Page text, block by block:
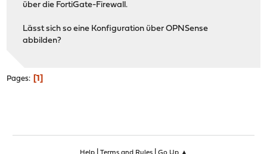
über die FortiGate-Firewall.
Lässt sich so eine Konfiguration über OPNSense
abbilden?
Pages 1